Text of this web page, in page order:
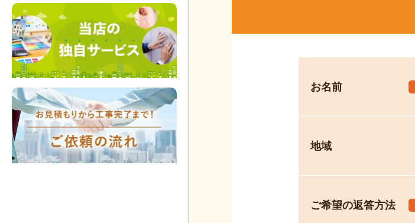
お名前
地域
ご希望の返答方法